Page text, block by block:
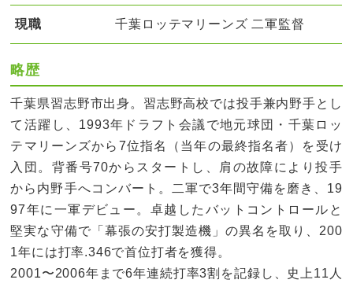
現職 千葉ロッテマリーンズ 二軍監督
略歴
千葉県習志野市出身。習志野高校では投手兼内野手とし
て活躍し、1993年ドラフト会議で地元球団・千葉ロッ
テマリーンズから7位指名（当年の最終指名者）を受け
入団。背番号70からスタートし、肩の故障により投手
から内野手へコンバート。二軍で3年間守備を磨き、19
97年に一軍デビュー。卓越したバットコントロールと
堅実な守備で「幕張の安打製造機」の異名を取り、200
1年には打率.346で首位打者を獲得。
2001〜2006年まで6年連続打率3割を記録し、史上11人